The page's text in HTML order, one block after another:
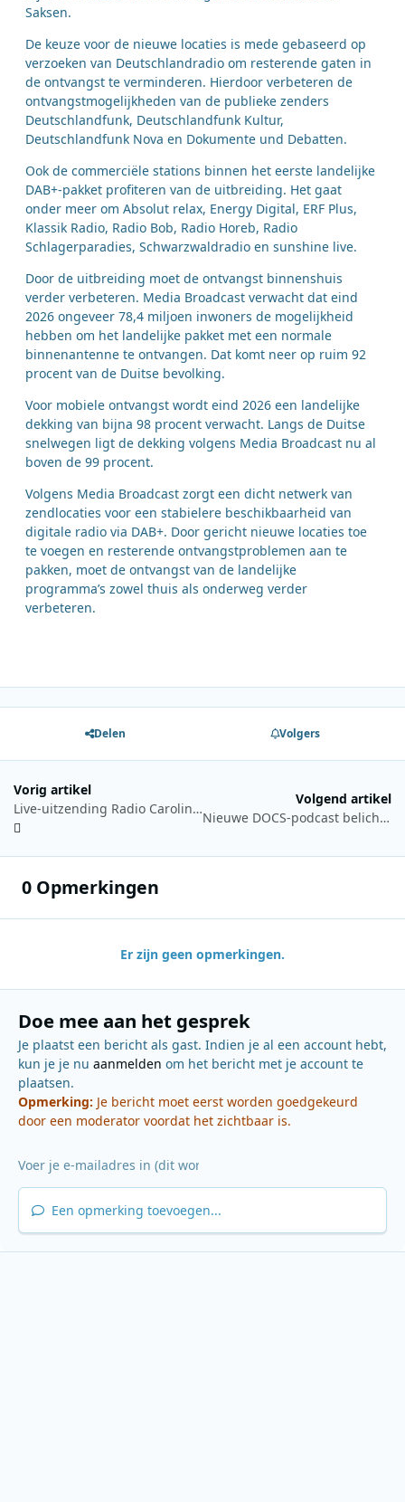
Saksen.
De keuze voor de nieuwe locaties is mede gebaseerd op
verzoeken van Deutschlandradio om resterende gaten in
de ontvangst te verminderen. Hierdoor verbeteren de
ontvangstmogelijkheden van de publieke zenders
Deutschlandfunk, Deutschlandfunk Kultur,
Deutschlandfunk Nova en Dokumente und Debatten.
Ook de commerciële stations binnen het eerste landelijke
DAB+-pakket profiteren van de uitbreiding. Het gaat
onder meer om Absolut relax, Energy Digital, ERF Plus,
Klassik Radio, Radio Bob, Radio Horeb, Radio
Schlagerparadies, Schwarzwaldradio en sunshine live.
Door de uitbreiding moet de ontvangst binnenshuis
verder verbeteren. Media Broadcast verwacht dat eind
2026 ongeveer 78,4 miljoen inwoners de mogelijkheid
hebben om het landelijke pakket met een normale
binnenantenne te ontvangen. Dat komt neer op ruim 92
procent van de Duitse bevolking.
Voor mobiele ontvangst wordt eind 2026 een landelijke
dekking van bijna 98 procent verwacht. Langs de Duitse
snelwegen ligt de dekking volgens Media Broadcast nu al
boven de 99 procent.
Volgens Media Broadcast zorgt een dicht netwerk van
zendlocaties voor een stabielere beschikbaarheid van
digitale radio via DAB+. Door gericht nieuwe locaties toe
te voegen en resterende ontvangstproblemen aan te
pakken, moet de ontvangst van de landelijke
programma’s zowel thuis als onderweg verder
verbeteren.
Delen Volgers
Vorig artikel
Live-uitzending Radio Caroline North op 11 en 12 juli vanaf de Ross Revenge
Volgend artikel
Nieuwe DOCS-podcast belicht keuze voor dienstplicht in Finland
0 Opmerkingen
Er zijn geen opmerkingen.
Doe mee aan het gesprek
Je plaatst een bericht als gast. Indien je al een account hebt,
kun je je nu aanmelden om het bericht met je account te
plaatsen.
Opmerking: Je bericht moet eerst worden goedgekeurd
door een moderator voordat het zichtbaar is.
Een opmerking toevoegen...